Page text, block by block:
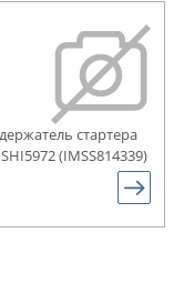
стартера
(IMSS814339)